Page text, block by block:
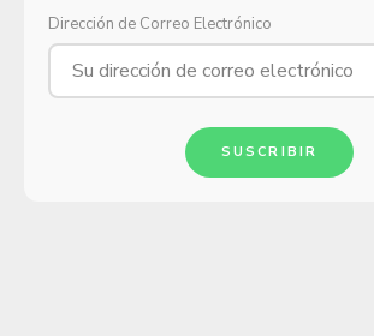
Dirección de Correo Electrónico
SUSCRIBIR